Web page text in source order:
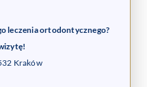
leczenia ortodontycznego?
Kraków